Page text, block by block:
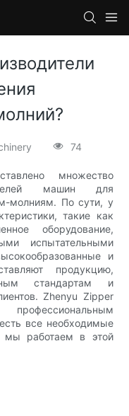
74
множество
машин для
молниям. По сути, у
такие как
оборудование,
испытательными
и
продукцию,
стандартам и
Zhenyu Zipper
все необходимые
работаем в этой